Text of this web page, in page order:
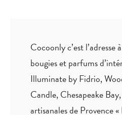
Cocoonly c’est l’adresse
bougies et parfums
Illuminate by Fidrio,
Candle, Chesapeake
artisanales de Provence «